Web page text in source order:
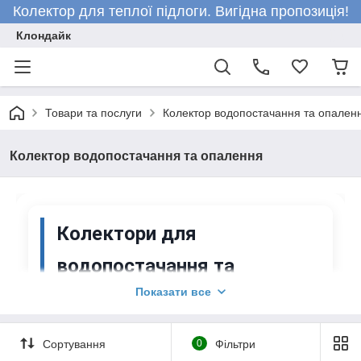
Колектор для теплої підлоги. Вигідна пропозиція!
Клондайк
Товари та послуги Колектор водопостачання та
Колектор водопостачання та опалення
Колектори для
водопостачання та
опалення
Колектори вентильні з фітингами — це надійні
розподільчі пристрої, призначені для ефективного
Показати все
Сортування 0 Фільтри